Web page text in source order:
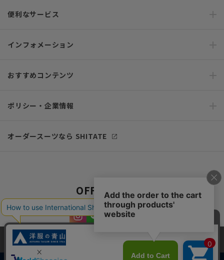
便利なサービス
インフォメーション
おすすめコンテンツ
ポリシー・企業情報
オーダースーツなら SHITATE
OFFICIAL SNS
当サイトでは、快適な閲覧体験とコンテンツ改善のためにCookieを使用